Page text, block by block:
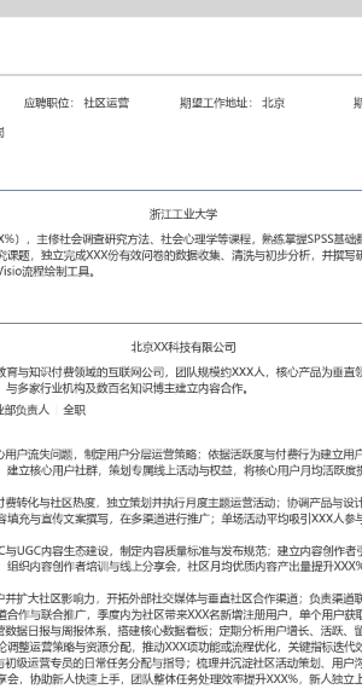
: 本科婚姻状态: 未婚 工作年限: 4年 政治面貌: 党
位: 社区运营期望工作地址: 北京期望薪资:
到岗
在线教育与知识付费领域的互联网公司，团队
台与社区APP，拥有超过XXX万注册用户，与多
作。
门总监
区核心用户流失问题，制定用户分层运营策略
，通过定向推送与积分任务引导用户行为；建